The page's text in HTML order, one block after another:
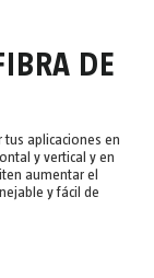
DE
tus aplicaciones en
y vertical y en
aumentar el
y fácil de